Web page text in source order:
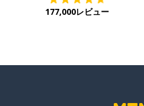
177,000レビュー